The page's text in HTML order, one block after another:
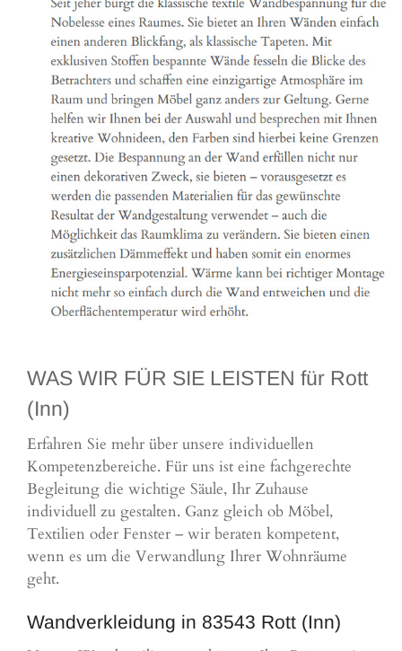
WAS WIR FÜR SIE LEISTEN für Rott
(Inn)
Erfahren Sie mehr über unsere individuellen
Kompetenzbereiche. Für uns ist eine fachgerechte
Begleitung die wichtige Säule, Ihr Zuhause
individuell zu gestalten. Ganz gleich ob Möbel,
Textilien oder Fenster – wir beraten kompetent,
wenn es um die Verwandlung Ihrer Wohnräume
geht.
Wandverkleidung in 83543 Rott (Inn)